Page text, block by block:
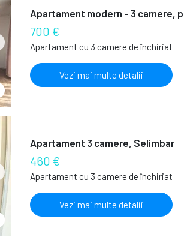
Apartament modern - 3 camere,
700 €
Apartament cu 3 camere de închiriat
Vezi mai multe detalii
Apartament 3 camere, Selimbar
460 €
Apartament cu 3 camere de închiriat
Vezi mai multe detalii